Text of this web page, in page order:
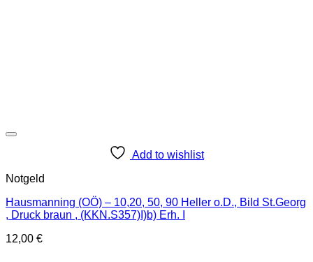
Add to wishlist
Notgeld
Hausmanning (OÖ) – 10,20, 50, 90 Heller o.D., Bild St.Georg
, Druck braun , (KKN.S357)I)b) Erh. I
12,00 €